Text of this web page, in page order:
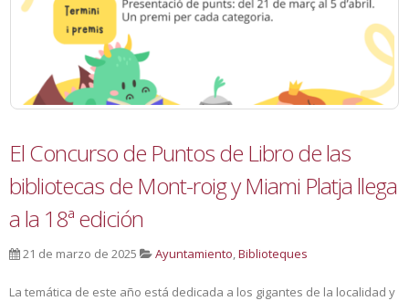
El Concurso de Puntos de Libro de las
bibliotecas de Mont-roig y Miami Platja llega
a la 18ª edición
21 de marzo de 2025 Ayuntamiento,Biblioteques
La temática de este año está dedicada a los gigantes de la localidad y